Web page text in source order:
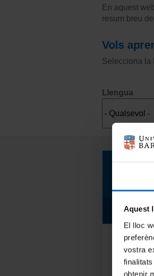
Aquest
El lloc
vostra
obtenir
En aquest
resum breu
Vols
Selecciona la
Llengua
En ruta
Xinès
Recurs
En línia
Obert a